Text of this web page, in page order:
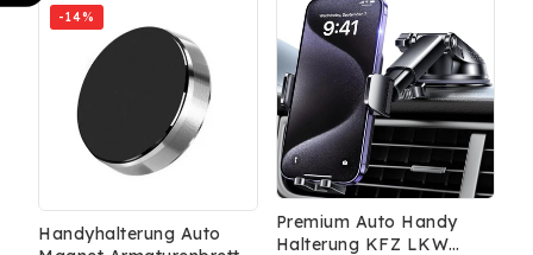
-14%
Handyhalterung Auto
Premium Auto Handy
Halterung KFZ LKW